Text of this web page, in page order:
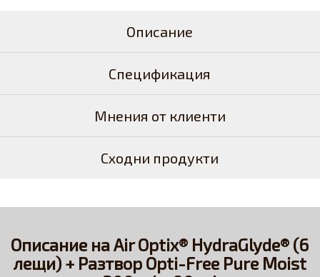
Описание
Спецификация
Мнения от клиенти
Сходни продукти
Описание на Air Optix® HydraGlyde® (6
лещи) + Разтвор Opti-Free Pure Moist